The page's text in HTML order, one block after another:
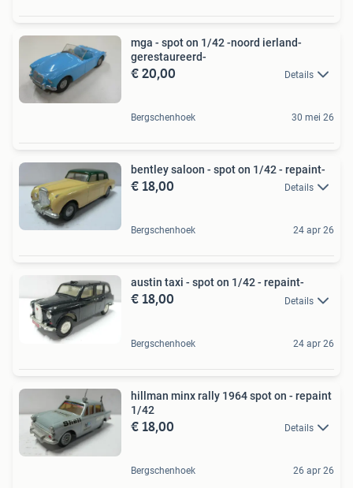
mga - spot on 1/42 -noord ierland-
gerestaureerd-
€ 20,00 Details
Bergschenhoek 30 mei 26
bentley saloon - spot on 1/42 - repaint-
€ 18,00 Details
Bergschenhoek 24 apr 26
austin taxi - spot on 1/42 - repaint-
€ 18,00 Details
Bergschenhoek 24 apr 26
hillman minx rally 1964 spot on - repaint
1/42
€ 18,00 Details
Bergschenhoek 26 apr 26